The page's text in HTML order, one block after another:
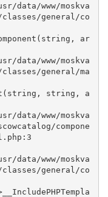
general/co
ar
general/ma
string, a
compone
general/co